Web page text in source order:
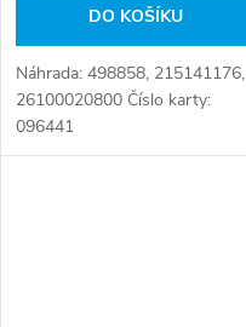
DO KOŠÍKU
Náhrada: 498858, 215141176,
26100020800 Číslo karty:
096441